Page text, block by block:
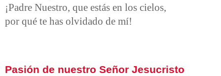
¡Padre Nuestro, que estás en los cielos,
por qué te has olvidado de mí!
Pasión de nuestro Señor Jesucristo